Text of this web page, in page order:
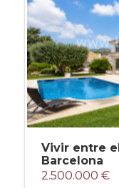
Vivir entre
Barcelona
2.500.000 €